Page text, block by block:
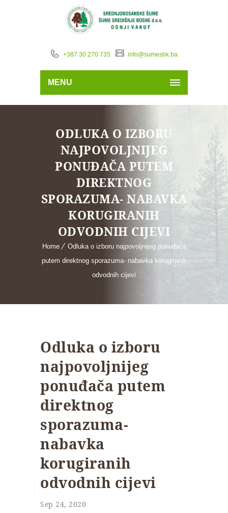
+387 30 270 735 info@sumesbk.ba
MENU
ODLUKA O IZBORU
NAJPOVOLJNIJEG
PONUĐAČA PUTEM
DIREKTNOG
SPORAZUMA- NABAVKA
KORUGIRANIH
ODVODNIH CIJEVI
Home
Odluka o izboru najpovoljnijeg ponuđača
putem direktnog sporazuma- nabavka korugiranih
odvodnih cijevi
Odluka o izboru
najpovoljnijeg
ponuđača putem
direktnog
sporazuma-
nabavka
korugiranih
odvodnih cijevi
Sep 24, 2020